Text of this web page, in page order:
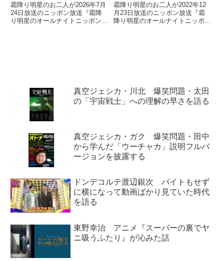
霜降り明星のお二人が2026年7月
24日放送のニッポン放送『霜降
り明星のオールナイトニッポン』
霜降り明星のお二人が2022年12
月23日放送のニッポン放送『霜
降り明星のオールナイトニッポ
真空ジェシカ・川北 爆笑問題・太田
の「宇宙戦士」への理解の早さを語る
真空ジェシカ・ガク 爆笑問題・田中
から学んだ「ウーチャカ」説明フルバ
ージョンを披露する
ドンデコルテ渡辺銀次 バイトもせず
に横になって動画ばかり見ていた時代
を語る
東野幸治 アニメ『スーパーの裏でヤ
ニ吸うふたり』が沁みた話